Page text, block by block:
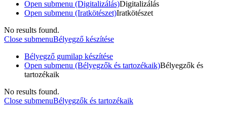
Open submenu (Digitalizálás)Digitalizálás
Open submenu (Iratkötészet)Iratkötészet
No results found.
Close submenuBélyegző készítése
Bélyegző gumilap készítése
Open submenu (Bélyegzők és tartozékaik)Bélyegzők és
tartozékaik
No results found.
Close submenuBélyegzők és tartozékaik